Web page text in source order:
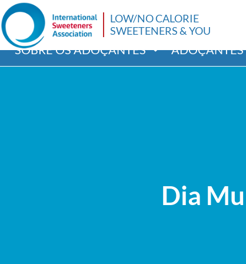
LOW/NO CALORIE
SWEETENERS & YOU
SOBRE OS ADOÇANTES ADOÇANTES
Dia